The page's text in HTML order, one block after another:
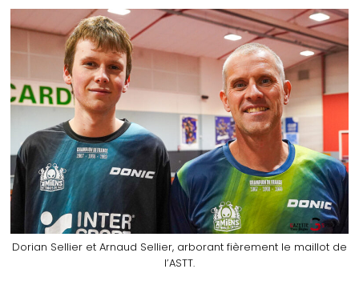
Dorian Sellier et Arnaud Sellier, arborant fièrement le maillot de
l’ASTT.